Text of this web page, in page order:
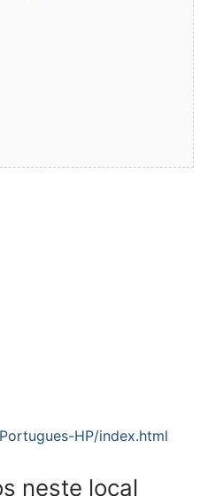
HP/index.html
neste local